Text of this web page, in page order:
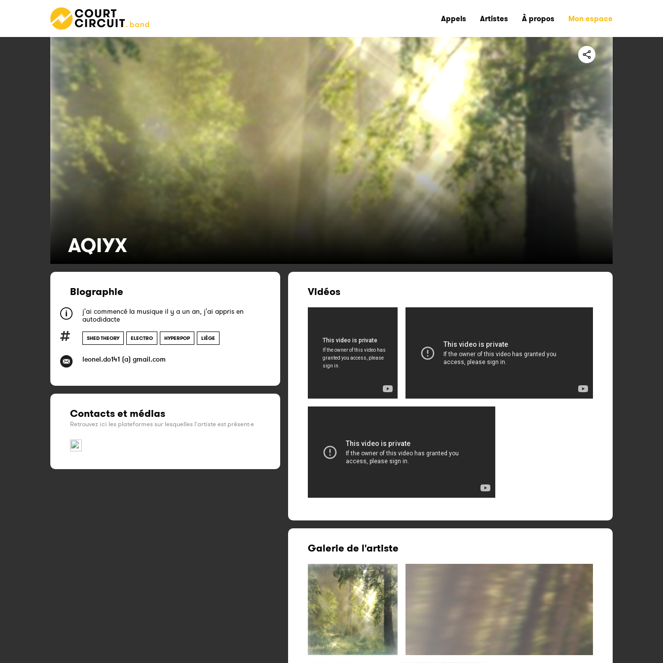
Appels Artistes À propos Mon espace
AQIYX
Biographie
j'ai commencé la musique il y a un an, j'ai appris en
autodidacte
SHED THEORY ELECTRO HYPERPOP LIÈGE
leonel.do141 (a) gmail.com
Contacts et médias
Retrouvez ici les plateformes sur lesquelles l'artiste est présent·e
Vidéos
Galerie de l'artiste